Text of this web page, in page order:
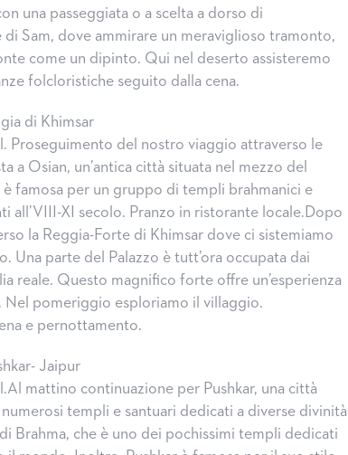
una passeggiata o a scelta a dorso di
Sam, dove ammirare un meraviglioso tramonto,
come un dipinto. Qui nel deserto assisteremo
folcloristiche seguito dalla cena.
di Khimsar
Proseguimento del nostro viaggio attraverso le
a Osian, un’antica città situata nel mezzo del
famosa per un gruppo di templi brahmanici e
all’VIII-XI secolo. Pranzo in ristorante locale.Dopo
la Reggia-Forte di Khimsar dove ci sistemiamo
Una parte del Palazzo è tutt’ora occupata dai
reale. Questo magnifico forte offre un’esperienza
Nel pomeriggio esploriamo il villaggio.
e pernottamento.
Jaipur
mattino continuazione per Pushkar, una città
numerosi templi e santuari dedicati a diverse divinità
Brahma, che è uno dei pochissimi templi dedicati